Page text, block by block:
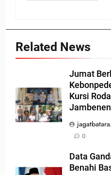
Related News
Jumat
Kursi
0
Data
Benahi